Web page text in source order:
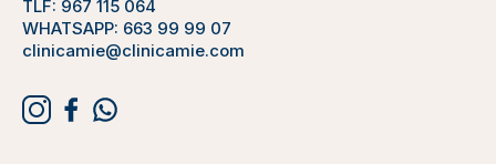
TLF: 967 115 064
WHATSAPP: 663 99 99 07
clinicamie@clinicamie.com